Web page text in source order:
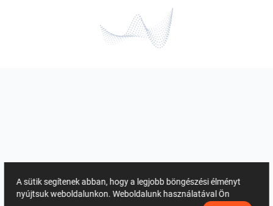
A sütik segítenek abban, hogy a legjobb böngészési élményt
nyújtsuk weboldalunkon. Weboldalunk használatával Ön